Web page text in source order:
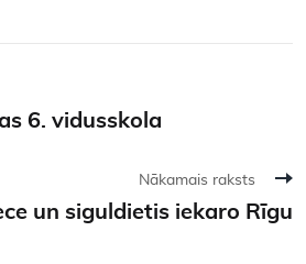
6. vidusskola
Nākamais raksts
un siguldietis iekaro Rīgu